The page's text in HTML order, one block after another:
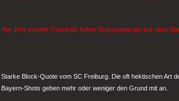
Nur 16% erzielte Tore trotz hoher Schussenergie aus dem
Starke Block-Quote vom SC Freiburg. Die oft hektischen Art
Bayern-Shots geben mehr oder weniger den Grund mit an.